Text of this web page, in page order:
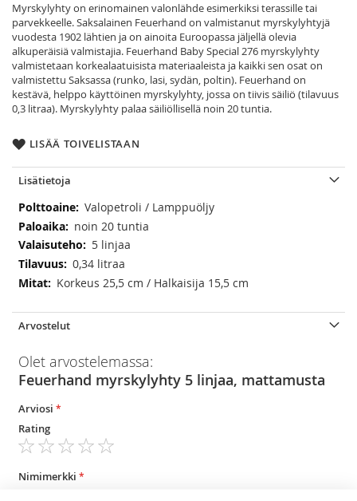
Myrskylyhty on erinomainen valonlähde esimerkiksi terassille tai
parvekkeelle. Saksalainen Feuerhand on valmistanut myrskylyhtyjä
vuodesta 1902 lähtien ja on ainoita Euroopassa jäljellä olevia
alkuperäisiä valmistajia. Feuerhand Baby Special 276 myrskylyhty
valmistetaan korkealaatuisista materiaaleista ja kaikki sen osat on
valmistettu Saksassa (runko, lasi, sydän, poltin). Feuerhand on
kestävä, helppo käyttöinen myrskylyhty, jossa on tiivis säiliö (tilavuus
0,3 litraa). Myrskylyhty palaa säiliöllisellä noin 20 tuntia.
LISÄÄ TOIVELISTAAN
Lisätietoja
Lisätietoja
Valopetroli / Lamppuöljy
noin 20 tuntia
5 linjaa
0,34 litraa
Korkeus 25,5 cm / Halkaisija 15,5 cm
Arvostelut
Olet arvostelemassa:
Feuerhand myrskylyhty 5 linjaa, mattamusta
Arviosi
Rating
star
stars
stars
stars
stars
Nimimerkki